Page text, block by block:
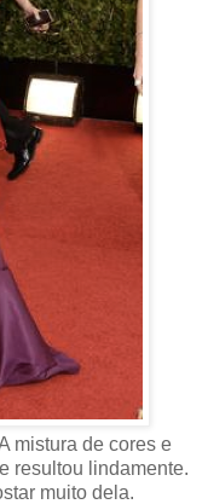
mistura de cores e
resultou lindamente.
muito dela.